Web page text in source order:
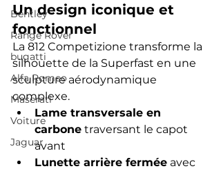
Bentley
Range Rover
bugatti
Alfa Romeo
Maserati
Voiture
Jaguar
Un design iconique et
fonctionnel
La 812 Competizione transforme la
silhouette de la Superfast en une
sculpture aérodynamique
complexe.
Lame transversale en
carbone traversant le capot
avant
Lunette arrière fermée avec